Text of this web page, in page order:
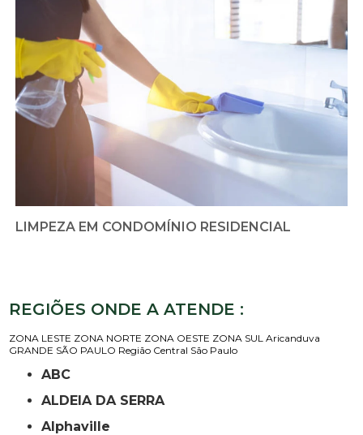
LIMPEZA EM CONDOMÍNIO RESIDENCIAL
REGIÕES ONDE A ATENDE :
ZONA LESTE ZONA NORTE ZONA OESTE ZONA SUL Aricanduva
GRANDE SÃO PAULO Região Central São Paulo
ABC
ALDEIA DA SERRA
Alphaville